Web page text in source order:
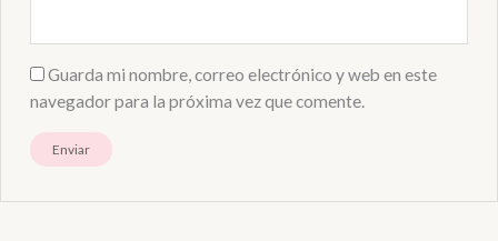
Guarda mi nombre, correo electrónico y web en este
navegador para la próxima vez que comente.